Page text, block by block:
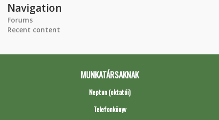
Navigation
Forums
Recent content
MUNKATÁRSAKNAK
Neptun (oktatói)
Telefonkönyv